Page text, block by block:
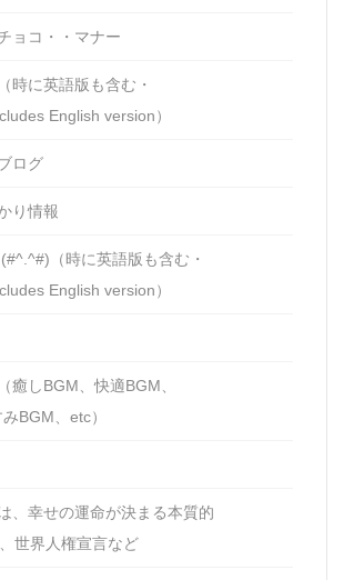
ョコ・・マナー
時に英語版も含む・
English version）
ログ
り情報
（時に英語版も含む・
English version）
癒しBGM、快適BGM、
BGM、etc）
、幸せの運命が決まる本質的
世界人権宣言など